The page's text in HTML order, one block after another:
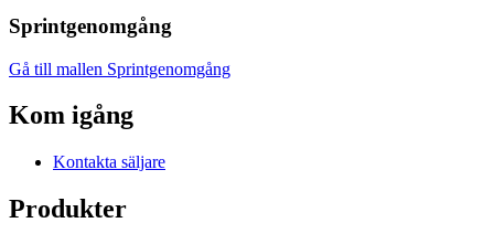
Sprintgenomgång
Gå till mallen Sprintgenomgång
Kom igång
Kontakta säljare
Produkter